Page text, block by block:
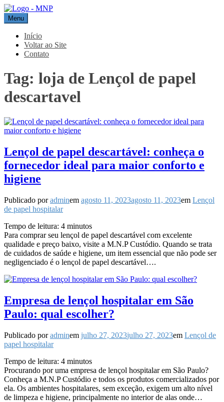
Pular
para
o
conteúdo
MNP
Blog
Menu
Início
Voltar ao Site
Contato
Tag: loja de Lençol de papel
descartavel
Lençol de papel descartável: conheça o
fornecedor ideal para maior conforto e
higiene
Publicado poradminem agosto 11, 2023agosto 11, 2023em Lençol
de papel hospitalar
Tempo de leitura: 4 minutos
Para comprar seu lençol de papel descartável com excelente
qualidade e preço baixo, visite a M.N.P Custódio. Quando se trata
de cuidados de saúde e higiene, um item essencial que não pode ser
negligenciado é o lençol de papel descartável….
Empresa de lençol hospitalar em São
Paulo: qual escolher?
Publicado poradminem julho 27, 2023julho 27, 2023em Lençol de
papel hospitalar
Tempo de leitura: 4 minutos
Procurando por uma empresa de lençol hospitalar em São Paulo?
Conheça a M.N.P Custódio e todos os produtos comercializados por
ela. Os ambientes hospitalares, sem exceção, exigem um alto nível
de limpeza e higiene, principalmente no interior de alas onde…